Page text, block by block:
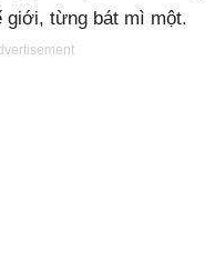
giới, từng bát mì một.